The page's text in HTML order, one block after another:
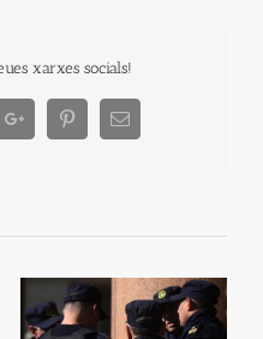
xarxes socials!
Google+ PinterestEmail